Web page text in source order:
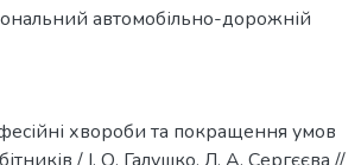
автомобільно-дорожній
хвороби та покращення умов